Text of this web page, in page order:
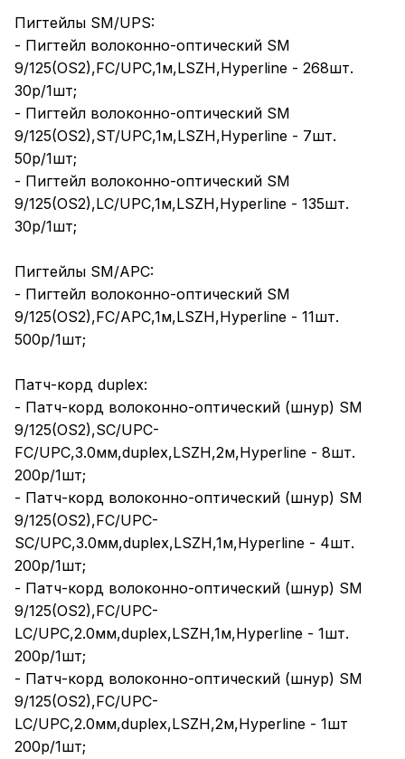
Пигтейлы SM/UPS:
- Пигтейл волоконно-оптический SM
9/125(OS2),FC/UPC,1м,LSZH,Hyperline - 268шт.
30р/1шт;
- Пигтейл волоконно-оптический SM
9/125(OS2),ST/UPC,1м,LSZH,Hyperline - 7шт.
50р/1шт;
- Пигтейл волоконно-оптический SM
9/125(OS2),LC/UPC,1м,LSZH,Hyperline - 135шт.
30р/1шт;
Пигтейлы SM/APC:
- Пигтейл волоконно-оптический SM
9/125(OS2),FC/APC,1м,LSZH,Hyperline - 11шт.
500р/1шт;
Патч-корд duplex:
- Патч-корд волоконно-оптический (шнур) SM
9/125(OS2),SC/UPC-
FC/UPC,3.0мм,duplex,LSZH,2м,Hyperline - 8шт.
200р/1шт;
- Патч-корд волоконно-оптический (шнур) SM
9/125(OS2),FC/UPC-
SC/UPC,3.0мм,duplex,LSZH,1м,Hyperline - 4шт.
200р/1шт;
- Патч-корд волоконно-оптический (шнур) SM
9/125(OS2),FC/UPC-
LC/UPC,2.0мм,duplex,LSZH,1м,Hyperline - 1шт.
200р/1шт;
- Патч-корд волоконно-оптический (шнур) SM
9/125(OS2),FC/UPC-
LC/UPC,2.0мм,duplex,LSZH,2м,Hyperline - 1шт
200р/1шт;